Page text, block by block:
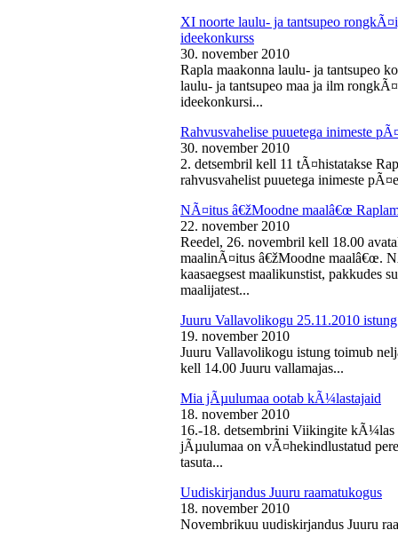
XI noorte laulu- ja tantsupeo
ideekonkurss
30. november 2010
Rapla maakonna laulu- ja tantsupeo
laulu- ja tantsupeo maa ja ilm
ideekonkursi...
Rahvusvahelise puuetega inimeste
30. november 2010
2. detsembril kell 11 tÃ¤histatakse
rahvusvahelist puuetega inimeste
NÃ¤itus â€žMoodne maalâ€œ
22. november 2010
Reedel, 26. novembril kell 18.00
maalinÃ¤itus â€žMoodne maalâ€œ.
kaasaegsest maalikunstist, pakkudes
maalijatest...
Juuru Vallavolikogu 25.11.2010 istung
19. november 2010
Juuru Vallavolikogu istung toimub
kell 14.00 Juuru vallamajas...
Mia jÃµulumaa ootab kÃ¼lastajaid
18. november 2010
16.-18. detsembrini Viikingite
jÃµulumaa on vÃ¤hekindlustatud
tasuta...
Uudiskirjandus Juuru raamatukogus
18. november 2010
Novembrikuu uudiskirjandus Juuru